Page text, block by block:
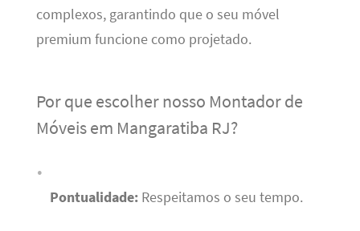
complexos, garantindo que o seu móvel
premium funcione como projetado.
Por que escolher nosso Montador de
Móveis em Mangaratiba RJ?
Pontualidade:Respeitamos o seu tempo.